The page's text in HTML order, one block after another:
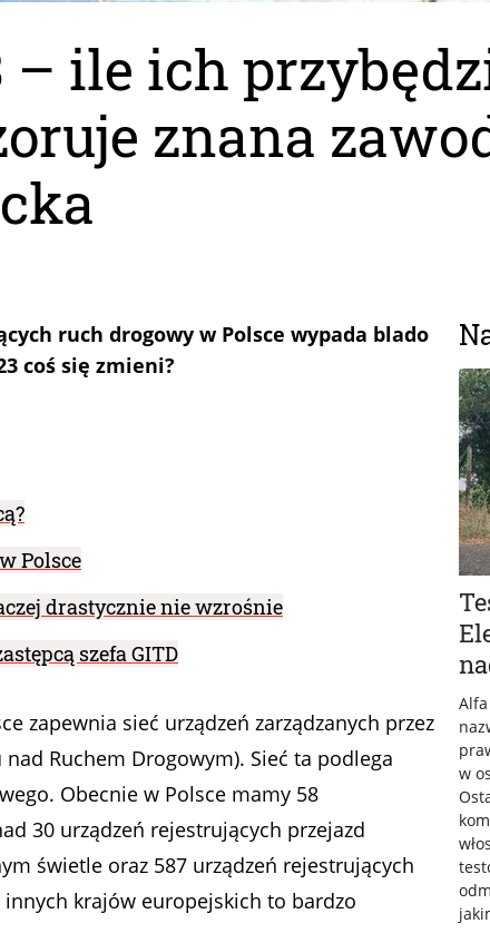
– ile ich
znana
ruch drogowy w Polsce wypada blado
coś się zmieni?
Polsce
drastycznie nie wzrośnie
szefa GITD
zapewnia sieć urządzeń zarządzanych przez
Ruchem Drogowym). Sieć ta podlega
Obecnie w Polsce mamy 58
30 urządzeń rejestrujących przejazd
świetle oraz 587 urządzeń rejestrujących
krajów europejskich to bardzo
w